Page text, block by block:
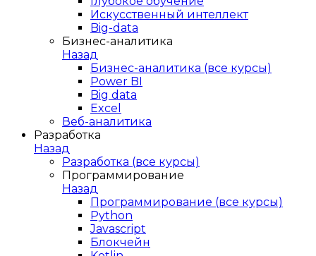
Искусственный интеллект
Big-data
Бизнес-аналитика
Назад
Бизнес-аналитика (все курсы)
Power BI
Big data
Excel
Веб-аналитика
Разработка
Назад
Разработка (все курсы)
Программирование
Назад
Программирование (все курсы)
Python
Javascript
Блокчейн